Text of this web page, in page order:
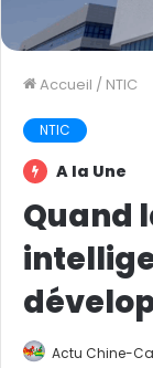
Accueil / NTIC
NTIC
A la Une
Quand
Actu Chine-